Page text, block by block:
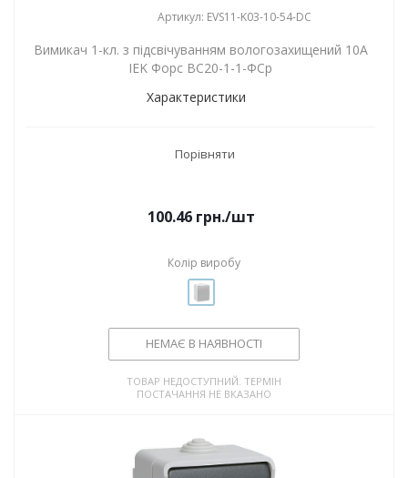
Артикул: EVS11-K03-10-54-DC
Вимикач 1-кл. з підсвічуванням вологозахищений 10А
IEK Форс ВС20-1-1-ФСр
Характеристики
Порівняти
100.46грн./шт
Колір виробу
НЕМАЄ В НАЯВНОСТІ
ТОВАР НЕДОСТУПНИЙ. ТЕРМІН
ПОСТАЧАННЯ НЕ ВКАЗАНО